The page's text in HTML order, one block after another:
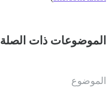
الموضوعات ذات الصلة
الموضوع